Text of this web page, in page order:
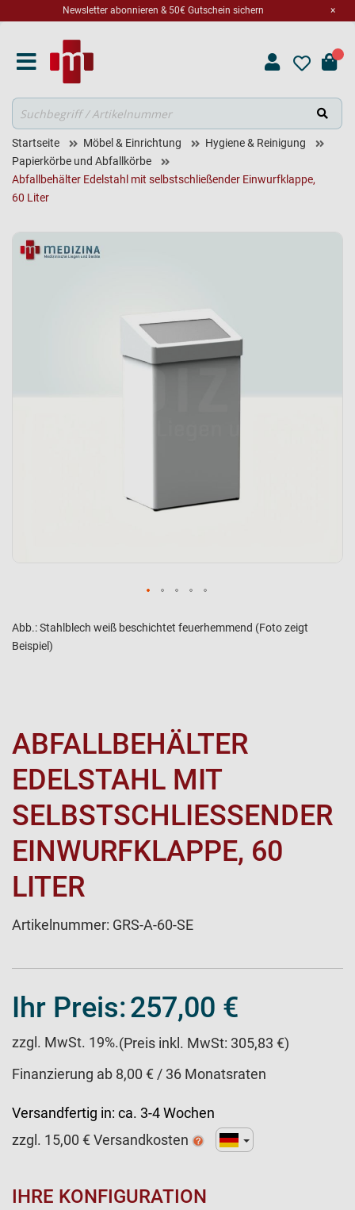
×
Newsletter abonnieren & 50€ Gutschein sichern
Suche
Startseite Möbel & Einrichtung
Hygiene & Reinigung
Papierkörbe und Abfallkörbe
Abfallbehälter Edelstahl mit selbstschließender Einwurfklappe,
60 Liter
Abb.: Stahlblech weiß beschichtet feuerhemmend (Foto zeigt
Beispiel)
ABFALLBEHÄLTER
EDELSTAHL MIT
SELBSTSCHLIESSENDER E
INWURFKLAPPE, 60 L
ITER
Artikelnummer: GRS-A-60-SE
Ihr Preis:257,00 €
zzgl. MwSt. 19%.(Preis inkl. MwSt: 305,83 €)
Finanzierung ab 8,00 € / 36 Monatsraten
Versandfertig in: ca. 3-4 Wochen
zzgl. 15,00 € Versandkosten
IHRE KONFIGURATION